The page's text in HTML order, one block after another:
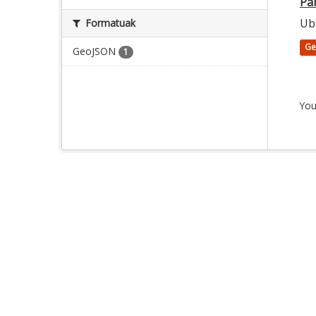
Formatuak
GeoJSON 1